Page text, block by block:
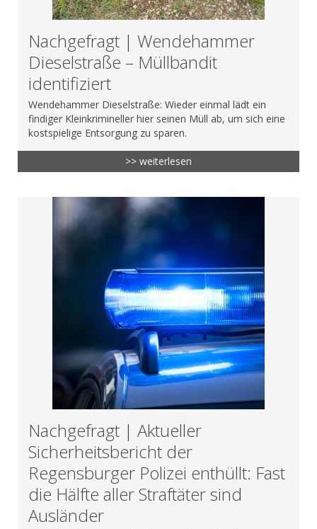
Nachgefragt | Wendehammer
Dieselstraße – Müllbandit
identifiziert
Wendehammer Dieselstraße: Wieder einmal lädt ein
findiger Kleinkrimineller hier seinen Müll ab, um sich eine
kostspielige Entsorgung zu sparen.
>> weiterlesen
Nachgefragt | Aktueller
Sicherheitsbericht der
Regensburger Polizei enthüllt: Fast
die Hälfte aller Straftäter sind
Ausländer